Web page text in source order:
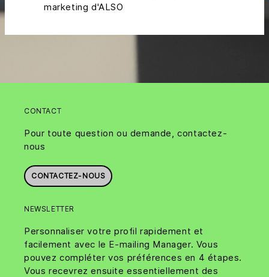
marketing d'ALSO
CONTACT
Pour toute question ou demande, contactez-
nous
CONTACTEZ-NOUS
NEWSLETTER
Personnaliser votre profil rapidement et
facilement avec le E-mailing Manager. Vous
pouvez compléter vos préférences en 4 étapes.
Vous recevrez ensuite essentiellement des